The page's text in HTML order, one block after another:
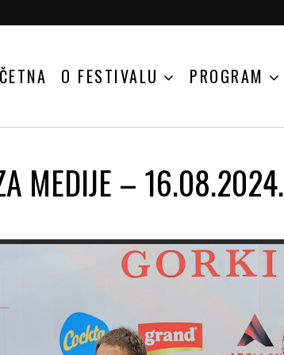
O FESTIVALU PROGRAM
MEDIJE – 16.08.2024.